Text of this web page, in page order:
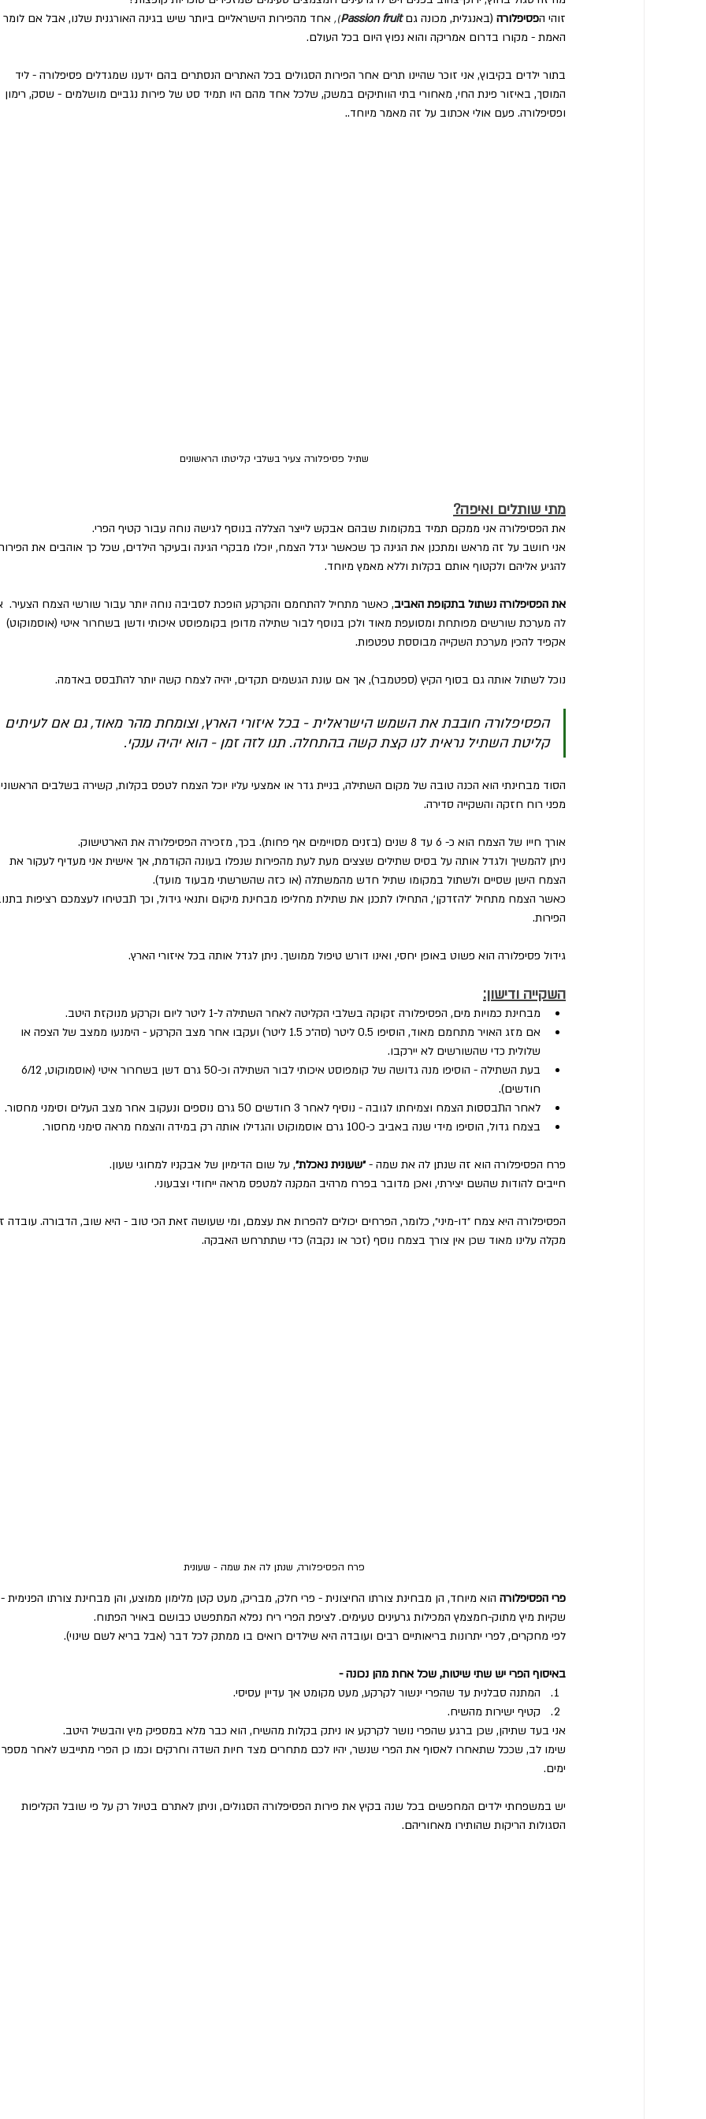
זוהי הפסיפלורה (באנגלית, מכונה גם Passion fruit
), אחד מהפירות הישראליים ביותר שיש בגינה האורגנית שלנו, אבל אם
האמת - מקורו בדרום אמריקה והוא נפוץ היום בכל העולם.
בתור ילדים בקיבוץ, אני זוכר שהיינו תרים אחר הפירות הסגולים בכל האתרים הנסתרים בהם ידענו שמגדלים פסיפלורה - ליד
המוסך, באיזור פינת החי, מאחורי בתי הוותיקים במשק, שלכל אחד מהם היו תמיד סט של פירות נגביים מושלמים - שסק, רימון
ופסיפלורה. פעם אולי אכתוב על זה מאמר מיוחד..
שתיל פסיפלורה צעיר בשלבי קליטתו הראשונים
מתי שותלים ואיפה?
את הפסיפלורה אני ממקם תמיד במקומות שבהם אבקש לייצר הצללה בנוסף לגישה נוחה עבור קטיף הפרי.
אני חושב על זה מראש ומתכנן את הגינה כך שכאשר יגדל הצמח, יוכלו מבקרי הגינה ובעיקר הילדים, שכל כך אוהבים את
להגיע אליהם ולקטוף אותם בקלות וללא מאמץ מיוחד.
את הפסיפלורה נשתול בתקופת האביב, כאשר מתחיל להתחמם והקרקע הופכת לסביבה נוחה יותר עבור שורשי הצמח הצעיר.
לה מערכת שורשים מפותחת ומסועפת מאוד ולכן בנוסף לבור שתילה מדופן בקומפוסט איכותי ודשן בשחרור איטי (אוסמוקוט)
אקפיד להכין מערכת השקייה מבוססת טפטפות.
נוכל לשתול אותה גם בסוף הקיץ (ספטמבר), אך אם עונת הגשמים תקדים, יהיה לצמח קשה יותר להתבסס באדמה.
הפסיפלורה חובבת את השמש הישראלית - בכל איזורי הארץ, וצומחת מהר מאוד, גם אם לעיתים
קליטת השתיל נראית לנו קצת קשה בהתחלה. תנו לזה זמן - הוא יהיה ענקי.
הסוד מבחינתי הוא הכנה טובה של מקום השתילה, בניית גדר או אמצעי עליו יוכל הצמח לטפס בקלות, קשירה בשלבים
מפני רוח חזקה והשקייה סדירה.
אורך חייו של הצמח הוא כ- 6 עד 8 שנים (בזנים מסויימים אף פחות). בכך, מזכירה הפסיפלורה את הארטישוק.
ניתן להמשיך ולגדל אותה על בסיס שתילים שצצים מעת לעת מהפירות שנפלו בעונה הקודמת, אך אישית אני מעדיף לעקור את
הצמח הישן שסיים ולשתול במקומו שתיל חדש מהמשתלה (או כזה שהשרשתי מבעוד מועד).
כאשר הצמח מתחיל ׳להזדקן׳, התחילו לתכנן את שתילת מחליפו מבחינת מיקום ותנאי גידול, וכך תבטיחו לעצמכם רציפות
הפירות.
גידול פסיפלורה הוא פשוט באופן יחסי, ואינו דורש טיפול ממושך. ניתן לגדל אותה בכל איזורי הארץ.
השקייה ודישון:
מבחינת כמויות מים, הפסיפלורה זקוקה בשלבי הקליטה לאחר השתילה ל-1 ליטר ליום וקרקע מנוקזת היטב.
אם מזג האויר מתחמם מאוד, הוסיפו 0.5 ליטר (סה״כ 1.5 ליטר) ועקבו אחר מצב הקרקע - הימנעו ממצב של הצפה או
שלולית כדי שהשורשים לא יירקבו.
חודשים).
לאחר התבססות הצמח וצמיחתו לגובה - נוסיף לאחר 3 חודשים 50 גרם נוספים ונעקוב אחר מצב העלים וסימני מחסור.
בצמח גדול, הוסיפו מידי שנה באביב כ-100 גרם אוסמוקוט והגדילו אותה רק במידה והצמח מראה סימני מחסור.
פרח הפסיפלורה הוא זה שנתן לה את שמה - ״שעונית נאכלת״, על שום הדימיון של אבקניו למחוגי שעון.
חייבים להודות שהשם יצירתי, ואכן מדובר בפרח מרהיב המקנה למטפס מראה ייחודי וצבעוני.
הפסיפלורה היא צמח ״דו-מיני״, כלומר, הפרחים יכולים להפרות את עצמם, ומי שעושה זאת הכי טוב - היא שוב, הדבורה. עובדה
מקלה עלינו מאוד שכן אין צורך בצמח נוסף (זכר או נקבה) כדי שתתרחש האבקה.
פרח הפסיפלורה, שנתן לה את שמה - שעונית
פרי הפסיפלורה הוא מיוחד, הן מבחינת צורתו החיצונית - פרי חלק, מבריק, מעט קטן מלימון ממוצע, והן מבחינת צורתו הפנימית
שקיות מיץ מתוק-חמצמץ המכילות גרעינים טעימים. לציפת הפרי ריח נפלא המתפשט כבושם באויר הפתוח.
לפי מחקרים, לפרי יתרונות בריאותיים רבים ועובדה היא שילדים רואים בו ממתק לכל דבר (אבל בריא לשם שינוי).
באיסוף הפרי יש שתי שיטות, שכל אחת מהן נכונה -
המתנה סבלנית עד שהפרי ינשור לקרקע, מעט מקומט אך עדיין עסיסי.
קטיף ישירות מהשיח.
אני בעד שתיהן, שכן ברגע שהפרי נושר לקרקע או ניתק בקלות מהשיח, הוא כבר מלא במספיק מיץ והבשיל היטב.
שימו לב, שככל שתאחרו לאסוף את הפרי שנשר, יהיו לכם מתחרים מצד חיות השדה וחרקים וכמו כן הפרי מתייבש לאחר
ימים.
יש במשפחתי ילדים המחפשים בכל שנה בקיץ את פירות הפסיפלורה הסגולים, וניתן לאתרם בטיול רק על פי שובל הקליפות
הסגולות הריקות שהותירו מאחוריהם.